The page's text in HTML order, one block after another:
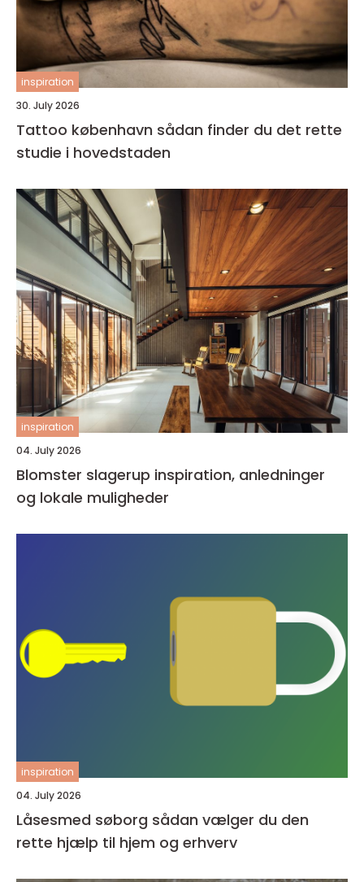
inspiration
30. July 2026
Tattoo københavn sådan finder du det rette
studie i hovedstaden
inspiration
04. July 2026
Blomster slagerup inspiration, anledninger
og lokale muligheder
inspiration
04. July 2026
Låsesmed søborg sådan vælger du den
rette hjælp til hjem og erhverv